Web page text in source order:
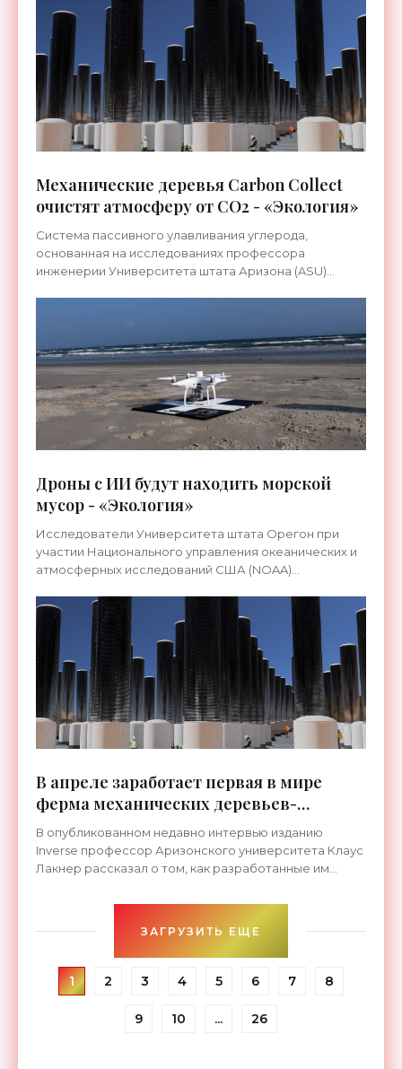
оказались не в
Механические деревья Carbon Collect
очистят атмосферу от CO2 - «Экология»
Система пассивного улавливания углерода,
основанная на исследованиях профессора
инженерии Университета штата Аризона (ASU)
Дроны с ИИ будут находить морской
мусор - «Экология»
Исследователи Университета штата Орегон при
участии Национального управления океанических и
атмосферных исследований США (NOAA)
идентифицировать
В апреле заработает первая в мире
ферма механических деревьев-
поглотителей СО2 - «Технологии»
В опубликованном недавно интервью изданию
Inverse профессор Аризонского университета Клаус
Лакнер рассказал о том, как разработанные им
ЗАГРУЗИТЬ ЕЩЕ
1 2 3 4 5 6 7 8
9 10 ... 26